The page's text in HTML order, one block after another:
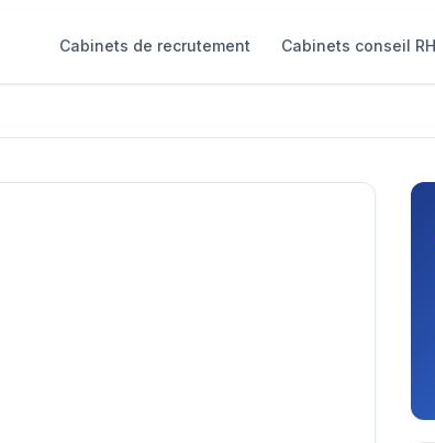
Cabinets de recrutement Cabinets conseil RH